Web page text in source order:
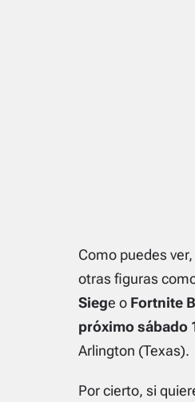
Como puedes
otras figuras
Siege o Fortnite
próximo sábado
Arlington (Texas).
Por cierto, si